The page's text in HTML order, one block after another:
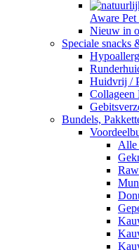
Aware Pet
Nieuw in
Speciale snacks
Huidvrij /
Collageen
Bundels,
Alle